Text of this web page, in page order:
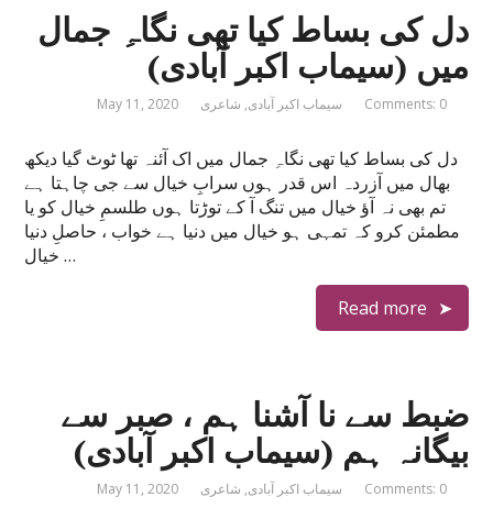
دل کی بساط کیا تھی نگاہِ جمال
میں (سیماب اکبر آبادی)
May 11, 2020 سیماب اکبر آبادی, شاعری Comments: 0
دل کی بساط کیا تھی نگاہِ جمال میں اک آئنہ تھا ٹوٹ گیا دیکھ
بھال میں آزردہ اس قدر ہوں سرابِ خیال سے جی چاہتا ہے
تم بھی نہ آؤ خیال میں تنگ آ کے توڑتا ہوں طلسمِ خیال کو یا
مطمئن کرو کہ تمہی ہو خیال میں دنیا ہے خواب ، حاصلِ دنیا
خیال …
Read more
ضبط سے نا آشنا ہم ، صبر سے
بیگانہ ہم (سیماب اکبر آبادی)
May 11, 2020 سیماب اکبر آبادی, شاعری Comments: 0